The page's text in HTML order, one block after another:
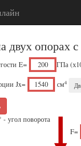
двух опорах
E= ГПа
Jx= см4
F=
- угол поворота